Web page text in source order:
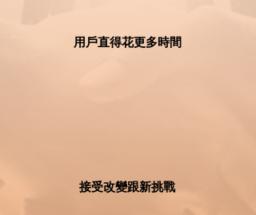
用戶直得花更多時間
​接受改變跟新挑戰